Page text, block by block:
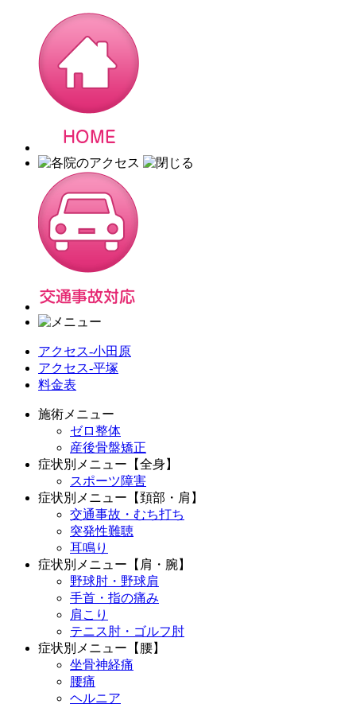
アクセス-小田原
アクセス-平塚
料金表
施術メニュー
ゼロ整体
産後骨盤矯正
症状別メニュー【全身】
スポーツ障害
症状別メニュー【頚部・肩】
交通事故・むち打ち
突発性難聴
耳鳴り
症状別メニュー【肩・腕】
野球肘・野球肩
手首・指の痛み
肩こり
テニス肘・ゴルフ肘
症状別メニュー【腰】
坐骨神経痛
腰痛
ヘルニア